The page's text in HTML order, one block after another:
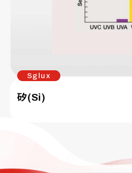
Sglux
矽(Si)